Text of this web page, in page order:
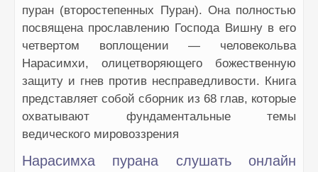
46-Глава 46. Воплощение Господа в форме Парашурамы.
47-Глава 47. Воплощение Рамы, Его рождение и женитьба.
48-Глава 48. Изгнание Рамы, смерть царя Дашаратхи и
49-Глава 49. Рама наказывает Джаянту
50-Глава 50. Знакомство с Сугривой. Убийство Бали.
51-Глава 51. Хануман попадает на Ланку.
52-Глава 52. Рама отправляется к берегу океана.
пуран (второстепенных Пуран). Она полностью
посвящена прославлению Господа Вишну в его
четвертом воплощении — человекольва
Нарасимхи, олицетворяющего божественную
защиту и гнев против несправедливости. Книга
представляет собой сборник из 68 глав, которые
охватывают фундаментальные темы
ведического мировоззрения
Нарасимха пурана слушать онлайн